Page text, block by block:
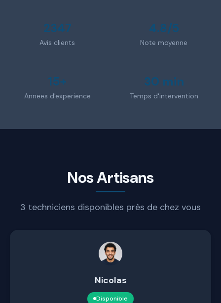
2347
Avis clients
4.8/5
Note moyenne
15+
Annees d'experience
30 min
Temps d'intervention
Nos Artisans
3 techniciens disponibles près de chez vous
Nicolas
Disponible